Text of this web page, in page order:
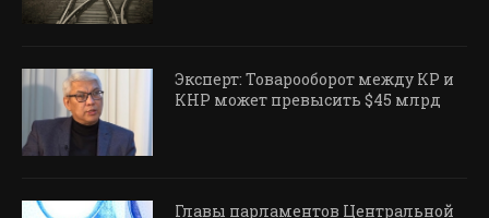
Эксперт: Товарооборот между КР и
КНР может превысить $45 млрд
Главы парламентов Центральной